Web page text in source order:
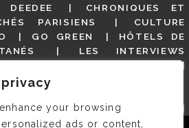
your browsing
ads or content,
DEEDEE
CHRONIQUES ET
PARISIENS
CULTURE
GO GREEN
HÔTELS DE
LES INTERVIEWS
NON CLASSÉ
PHOTOS
RESTAURANTS
SIOU PLAIT